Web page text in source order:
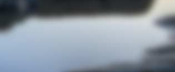
gouvernement